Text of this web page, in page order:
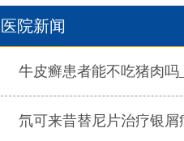
医院新闻
牛皮癣患者能不吃猪肉吗
氘可来昔替尼片治疗银